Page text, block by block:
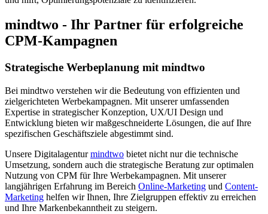
mindtwo - Ihr Partner für erfolgreiche
CPM-Kampagnen
Strategische Werbeplanung mit mindtwo
Bei mindtwo verstehen wir die Bedeutung von effizienten und
zielgerichteten Werbekampagnen. Mit unserer umfassenden
Expertise in strategischer Konzeption, UX/UI Design und
Entwicklung bieten wir maßgeschneiderte Lösungen, die auf Ihre
spezifischen Geschäftsziele abgestimmt sind.
Unsere Digitalagenturmindtwo bietet nicht nur die technische
Umsetzung, sondern auch die strategische Beratung zur optimalen
Nutzung von CPM für Ihre Werbekampagnen. Mit unserer
langjährigen Erfahrung im Bereich Online-Marketing und Content-
Marketing helfen wir Ihnen, Ihre Zielgruppen effektiv zu erreichen
und Ihre Markenbekanntheit zu steigern.